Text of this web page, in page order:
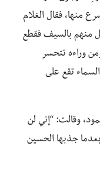
منها، فقال الغلام
منهم بالسيف فقطع
وراءه تتحسر
تقع على
وقالت: “إني لن
جذبها الحسين